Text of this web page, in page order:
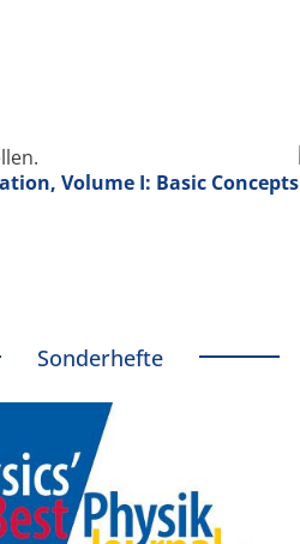
Volume I: Basic Concepts
Sonderhefte